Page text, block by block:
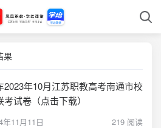
果
2023年10月江苏职教高考南通市校
考试卷（点击下载）
年11月11日 219 阅读